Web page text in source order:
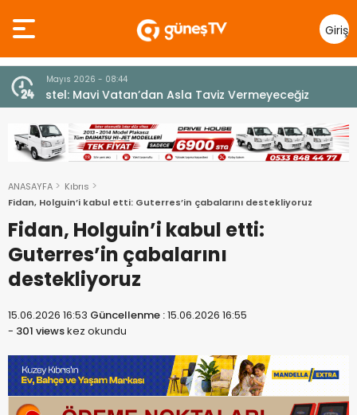
Giriş
Yap
10 Temmuz 2026 - 18:49
Cumhurbaşkanı Erhürman sergi açılışında
fenalaşarak hastaneye kaldırıldı
ANASAYFA
Kıbrıs
Fidan, Holguin’i kabul etti: Guterres’in çabalarını destekliyoruz
Fidan, Holguin’i kabul etti:
Guterres’in çabalarını
destekliyoruz
15.06.2026 16:53 Güncellenme :15.06.2026 16:55
- 301 viewskez okundu